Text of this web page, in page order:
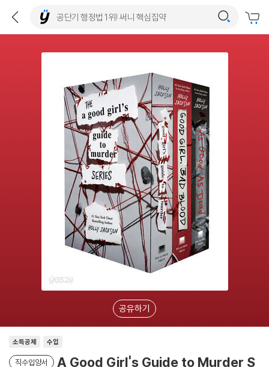
공유하기
소득공제 수입
직수입양서
A Good Girl's Guide to Murder S